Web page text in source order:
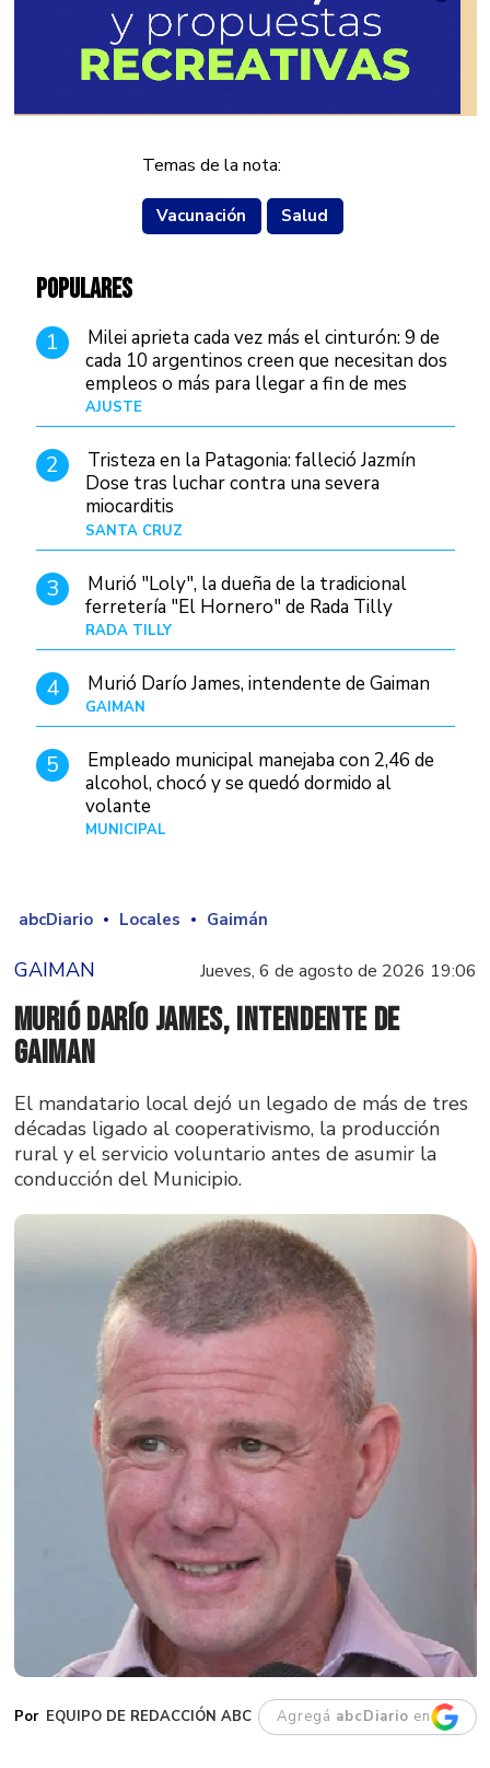
Temas de la nota:
Vacunación Salud
POPULARES
1
Milei aprieta cada vez más el cinturón: 9 de
cada 10 argentinos creen que necesitan dos
empleos o más para llegar a fin de mes
AJUSTE
2
Tristeza en la Patagonia: falleció Jazmín
Dose tras luchar contra una severa
miocarditis
SANTA CRUZ
3
Murió "Loly", la dueña de la tradicional
ferretería "El Hornero" de Rada Tilly
RADA TILLY
4 Murió Darío James, intendente de Gaiman
GAIMAN
5
Empleado municipal manejaba con 2,46 de
alcohol, chocó y se quedó dormido al
volante
MUNICIPAL
abcDiario Locales Gaimán
GAIMAN Jueves, 6 de agosto de 2026 19:06
Murió Darío James, intendente de
Gaiman
El mandatario local dejó un legado de más de tres
décadas ligado al cooperativismo, la producción
rural y el servicio voluntario antes de asumir la
conducción del Municipio.
EQUIPO DE REDACCIÓN ABC Agregá abcDiario en